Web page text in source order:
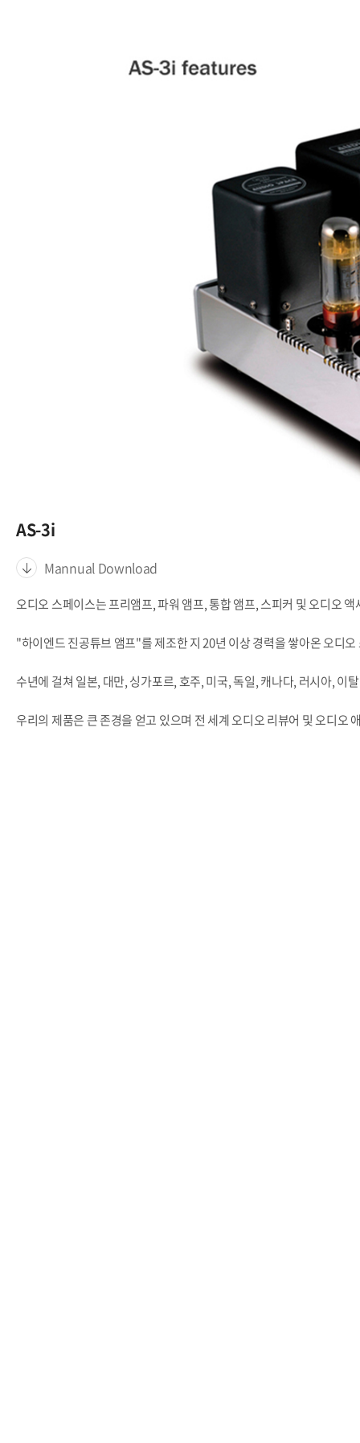
AS-3i
Mannual Download
오디오 스페이스는 프리앰프, 파워 앰프, 통합 앰프, 스피커 및 오디오
"하이엔드 진공튜브 앰프"를 제조한 지 20년 이상 경력을 쌓아온 오디
수년에 걸쳐 일본, 대만, 싱가포르, 호주, 미국, 독일, 캐나다, 러시아,
우리의 제품은 큰 존경을 얻고 있으며 전 세계 오디오 리뷰어 및 오디오